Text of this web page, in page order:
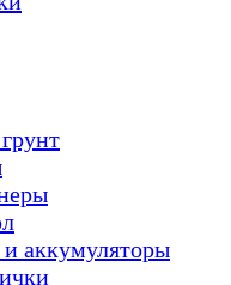
и аккумуляторы